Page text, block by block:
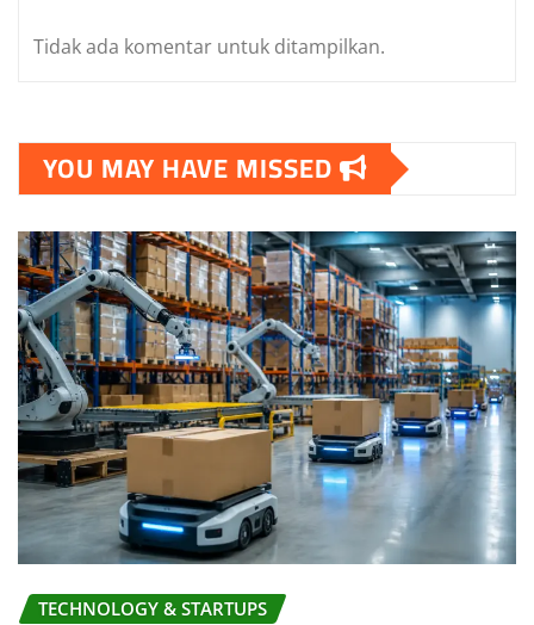
Tidak ada komentar untuk ditampilkan.
YOU MAY HAVE MISSED
TECHNOLOGY & STARTUPS